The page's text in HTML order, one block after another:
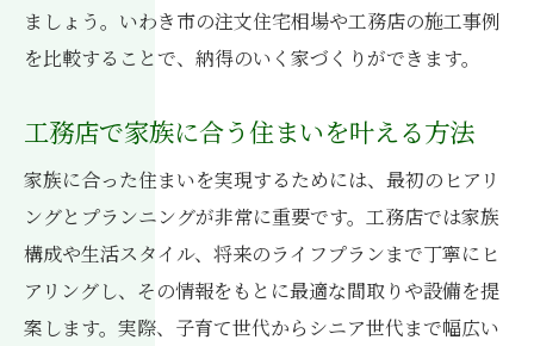
ましょう。いわき市の注文住宅相場や工務店の施工事例
を比較することで、納得のいく家づくりができます。
工務店で家族に合う住まいを叶える方法
家族に合った住まいを実現するためには、最初のヒアリ
ングとプランニングが非常に重要です。工務店では家族
構成や生活スタイル、将来のライフプランまで丁寧にヒ
アリングし、その情報をもとに最適な間取りや設備を提
案します。実際、子育て世代からシニア世代まで幅広い